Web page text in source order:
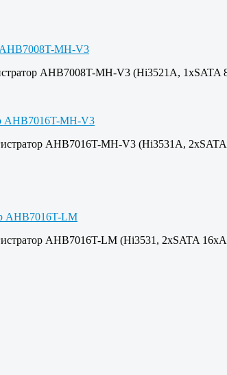
AHB7008T-MH-V3 (Hi3521A,
AHB7016T-MH-V3 (Hi3531A,
AHB7016T-LM (Hi3531, 2xSATA